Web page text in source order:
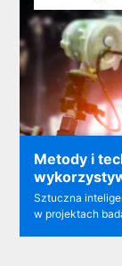
Metody i
Sztuczna
w projektach